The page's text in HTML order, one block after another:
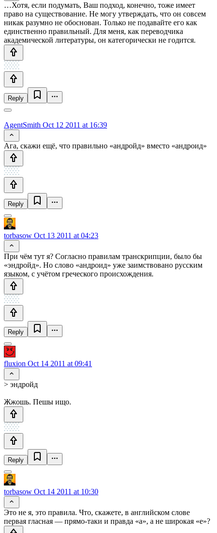
…Хотя, если подумать, Ваш подход, конечно, тоже имеет
право на существование. Не могу утверждать, что он совсем
никак разумно не обоснован. Только не подавайте его как
единственно правильный. Для меня, как переводчика
академической литературы, он категорически не годится.
Reply
AgentSmith Oct 12 2011 at 16:39
Ага, скажи ещё, что правильно «андройд» вместо «андроид»
Reply
torbasow Oct 13 2011 at 04:23
При чём тут я? Согласно правилам транскрипции, было бы
«эндройд». Но слово «андроид» уже заимствовано русским
языком, с учётом греческого происхождения.
Reply
fluxion Oct 14 2011 at 09:41
> эндройд
Жжошь. Пешы ищо.
Reply
torbasow Oct 14 2011 at 10:30
Это не я, это правила. Что, скажете, в английском слове
первая гласная — прямо-таки и правда «а», а не широкая «е»?